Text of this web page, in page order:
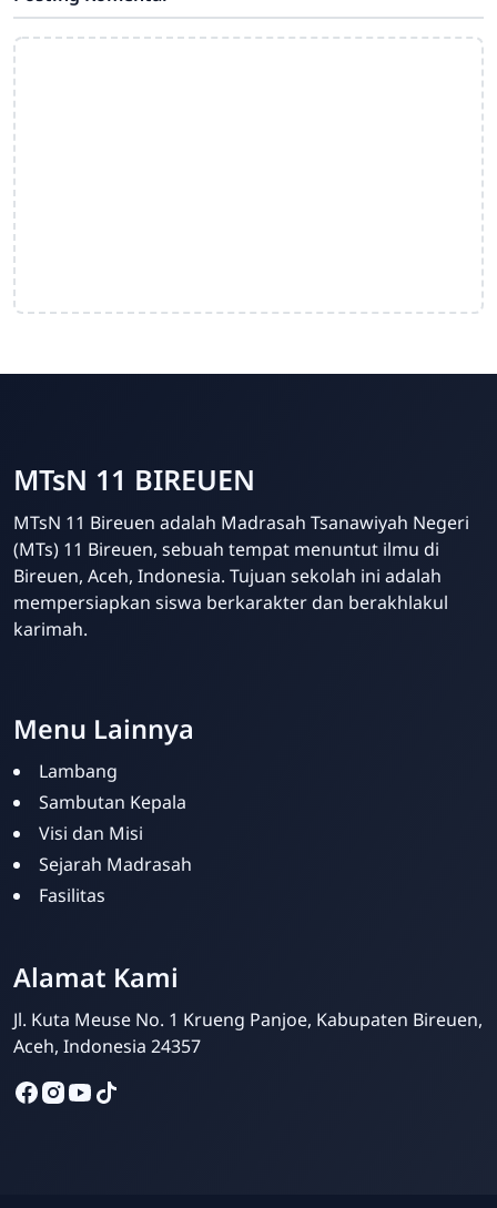
MTsN 11 BIREUEN
MTsN 11 Bireuen adalah Madrasah Tsanawiyah Negeri
(MTs) 11 Bireuen, sebuah tempat menuntut ilmu di
Bireuen, Aceh, Indonesia. Tujuan sekolah ini adalah
mempersiapkan siswa berkarakter dan berakhlakul
karimah.
Menu Lainnya
Lambang
Sambutan Kepala
Visi dan Misi
Sejarah Madrasah
Fasilitas
Alamat Kami
Jl. Kuta Meuse No. 1 Krueng Panjoe, Kabupaten Bireuen,
Aceh, Indonesia 24357